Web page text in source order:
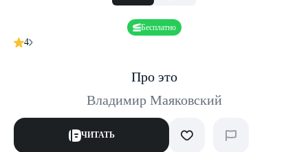
Бесплатно
4
Про это
Владимир Маяковский
ЧИТАТЬ